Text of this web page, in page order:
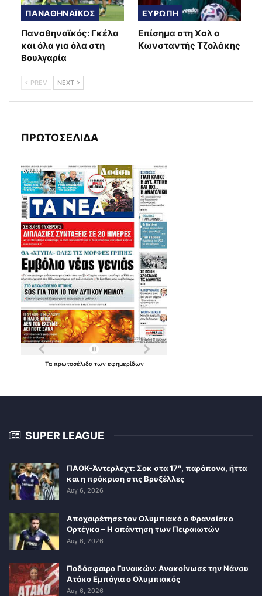
ΠΑΝΑΘΗΝΑΪΚΟΣ
Παναθηναϊκός: Γκέλα
και όλα για όλα στη
Βουλγαρία
ΕΥΡΩΠΗ
Επίσημα στη Χαλ ο
Κωνσταντής Τζολάκης
PREV NEXT
ΠΡΩΤΟΣΕΛΙΔΑ
Τα πρωτοσέλιδα των εφημερίδων
SUPER LEAGUE
ΠΑΟΚ-Άντερλεχτ: Σοκ στα 17″, παράπονα, ήττα
και η πρόκριση στις Βρυξέλλες
Αυγ 6, 2026
Αποχαιρέτησε τον Ολυμπιακό ο Φρανσίσκο
Ορτέγκα – Η απάντηση των Πειραιωτών
Αυγ 6, 2026
Ποδόσφαιρο Γυναικών: Ανακοίνωσε την Νάνσυ
Ατάκο Εμπάγια ο Ολυμπιακός
Αυγ 6, 2026